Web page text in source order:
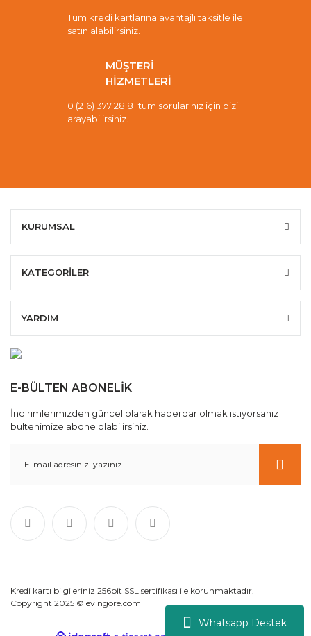
Whatsapp Destek
Tüm kredi kartlarına avantajlı taksitle ile
satın alabilirsiniz.
MÜŞTERİ
HİZMETLERİ
0 (216) 377 28 81 tüm sorularınız için bizi
arayabilirsiniz.
KURUMSAL
KATEGORİLER
YARDIM
E-BÜLTEN ABONELİK
İndirimlerimizden güncel olarak haberdar olmak istiyorsanız
bültenimize abone olabilirsiniz.
Kredi kartı bilgileriniz 256bit SSL sertifikası ile korunmaktadır.
Copyright 2025 © evingore.com